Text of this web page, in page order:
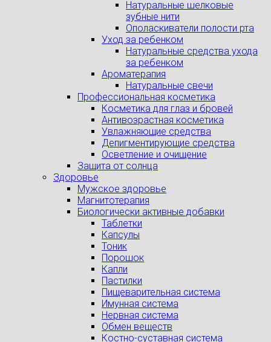
Натуральные шелковые
зубные нити
Ополаскиватели полости рта
Уход за ребенком
Натуральные средства ухода
за ребенком
Ароматерапия
Натуральные свечи
Профессиональная косметика
Косметика для глаз и бровей
Антивозрастная косметика
Увлажняющие средства
Депигментирующие средства
Осветление и очищение
Защита от солнца
Здоровье
Мужское здоровье
Магнитотерапия
Биологически активные добавки
Таблетки
Капсулы
Тоник
Порошок
Капли
Пастилки
Пищеварительная система
Имунная система
Нервная система
Обмен веществ
Костно-суставная система